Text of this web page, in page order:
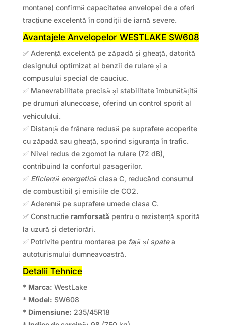
montane) confirmă capacitatea anvelopei de a oferi
tracțiune excelentă în condiții de iarnă severe.
Avantajele Anvelopelor WESTLAKE SW608
✅ Aderență excelentă pe zăpadă și gheață, datorită
designului optimizat al benzii de rulare și a
compusului special de cauciuc.
✅ Manevrabilitate precisă și stabilitate îmbunătățită
pe drumuri alunecoase, oferind un control sporit al
vehiculului.
✅ Distanță de frânare redusă pe suprafețe acoperite
cu zăpadă sau gheață, sporind siguranța în trafic.
✅ Nivel redus de zgomot la rulare (72 dB),
contribuind la confortul pasagerilor.
✅ Eficiență energetică clasa C, reducând consumul
de combustibil și emisiile de CO2.
✅ Aderență pe suprafețe umede clasa C.
✅ Construcție ramforsatăpentru o rezistență sporită
la uzură și deteriorări.
✅ Potrivite pentru montarea pe față și spatea
autoturismului dumneavoastră.
Detalii Tehnice
* Marca: WestLake
* Model: SW608
* Dimensiune: 235/45R18